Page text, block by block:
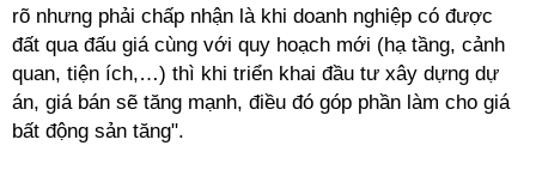
rõ nhưng phải chấp nhận là khi doanh nghiệp có được
đất qua đấu giá cùng với quy hoạch mới (hạ tầng, cảnh
quan, tiện ích,…) thì khi triển khai đầu tư xây dựng dự
án, giá bán sẽ tăng mạnh, điều đó góp phần làm cho giá
bất động sản tăng".